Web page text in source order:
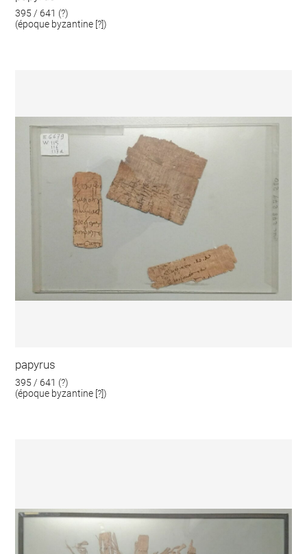
395 / 641 (?)
(époque byzantine [?])
papyrus
395 / 641 (?)
(époque byzantine [?])